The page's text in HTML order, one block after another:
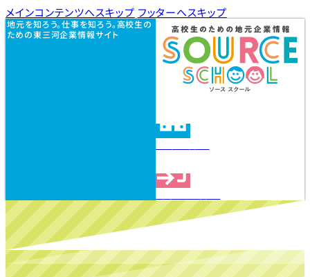
メインコンテンツへスキップ フッターへスキップ
地元を知ろう。仕事を知ろう。高校生の
ための東三河企業情報サイト